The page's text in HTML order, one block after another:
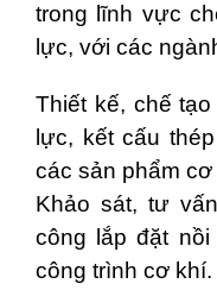
trong lĩnh vực
lực, với các
Thiết kế, chế
lực, kết cấu
các sản phẩm
Khảo sát, tư
công lắp đặt
công trình cơ khí.